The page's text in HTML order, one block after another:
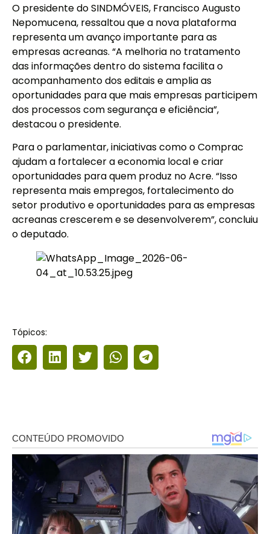
O presidente do SINDMÓVEIS, Francisco Augusto
Nepomucena, ressaltou que a nova plataforma
representa um avanço importante para as
empresas acreanas. “A melhoria no tratamento
das informações dentro do sistema facilita o
acompanhamento dos editais e amplia as
oportunidades para que mais empresas participem
dos processos com segurança e eficiência”,
destacou o presidente.
Para o parlamentar, iniciativas como o Comprac
ajudam a fortalecer a economia local e criar
oportunidades para quem produz no Acre. “Isso
representa mais empregos, fortalecimento do
setor produtivo e oportunidades para as empresas
acreanas crescerem e se desenvolverem”, concluiu
o deputado.
Tópicos: